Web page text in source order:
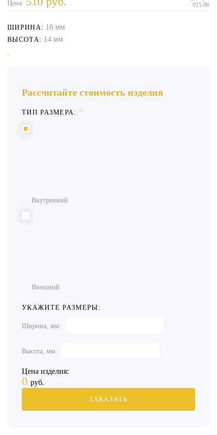
Цена:
015-06
ШИРИНА: 16 мм
ВЫСОТА: 14 мм
Рассчитайте стоимость изделия
ТИП РАЗМЕРА:
Внутренний
Внешний
УКАЖИТЕ РАЗМЕРЫ:
Ширина, мм:
Высота, мм:
Цена изделия:
0 руб.
ЗАКАЗАТЬ